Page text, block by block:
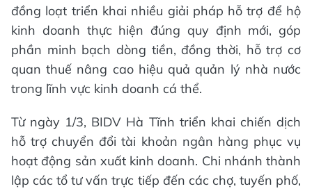
đồng loạt triển khai nhiều giải pháp hỗ trợ để hộ
kinh doanh thực hiện đúng quy định mới, góp
phần minh bạch dòng tiền, đồng thời, hỗ trợ cơ
quan thuế nâng cao hiệu quả quản lý nhà nước
trong lĩnh vực kinh doanh cá thể.
Từ ngày 1/3, BIDV Hà Tĩnh triển khai chiến dịch
hỗ trợ chuyển đổi tài khoản ngân hàng phục vụ
hoạt động sản xuất kinh doanh. Chi nhánh thành
lập các tổ tư vấn trực tiếp đến các chợ, tuyến phố,